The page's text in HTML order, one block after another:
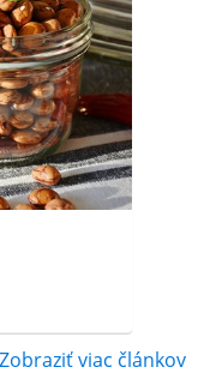
Zobraziť viac článkov